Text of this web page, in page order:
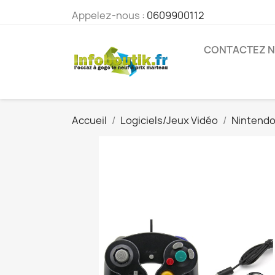
Appelez-nous : 0609900112
CONTACTEZ
Accueil Logiciels/Jeux Vidéo Nintendo